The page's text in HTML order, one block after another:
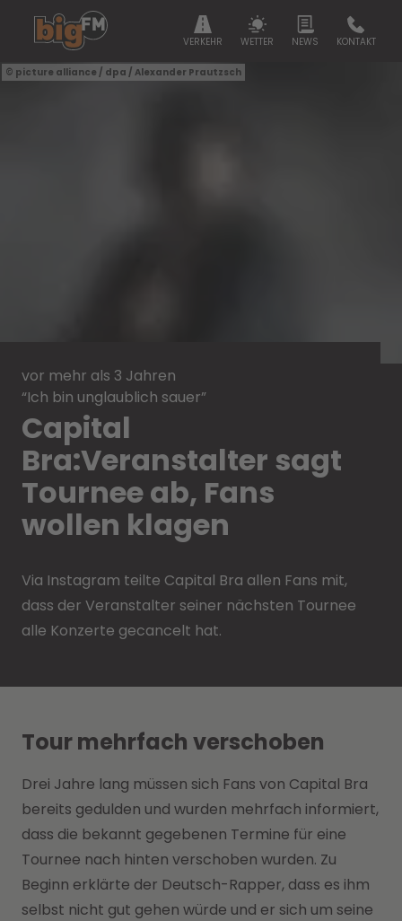
VERKEHR WETTER NEWS KONTAKT
picture alliance / dpa / Alexander Prautzsch
vor mehr als 3 Jahren
“Ich bin unglaublich sauer”
Capital
Bra:Veranstalter sagt
Tournee ab, Fans
wollen klagen
Via Instagram teilte Capital Bra allen Fans mit,
dass der Veranstalter seiner nächsten Tournee
alle Konzerte gecancelt hat.
Tour mehrfach verschoben
Drei Jahre lang müssen sich Fans von Capital Bra
bereits gedulden und wurden mehrfach informiert,
dass die bekannt gegebenen Termine für eine
Tournee nach hinten verschoben wurden. Zu
Beginn erklärte der Deutsch-Rapper, dass es ihm
selbst nicht gut gehen würde und er sich um seine